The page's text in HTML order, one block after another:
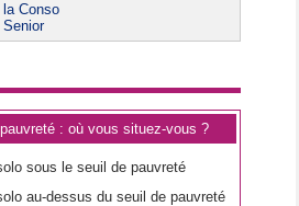
la Conso
Senior
: où vous situez-vous ?
sous le seuil de pauvreté
au-dessus du seuil de pauvreté